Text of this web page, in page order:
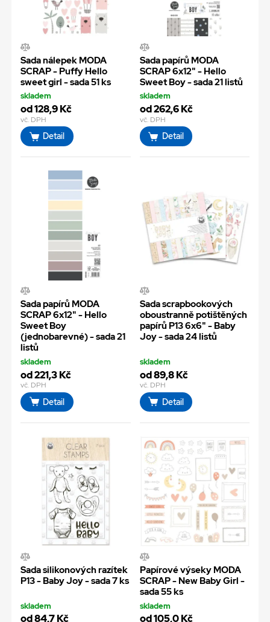
Sada nálepek MODA
SCRAP - Puffy Hello
sweet girl - sada 51 ks
skladem
od 128,9 Kč
vč. DPH
Detail
Sada papírů MODA
SCRAP 6x12" - Hello
Sweet Boy - sada 21 listů
skladem
od 262,6 Kč
vč. DPH
Detail
Sada papírů MODA
SCRAP 6x12" - Hello
Sweet Boy
(jednobarevné) - sada 21
listů
skladem
od 221,3 Kč
vč. DPH
Detail
Sada scrapbookových
oboustranně potištěných
papírů P13 6x6" - Baby
Joy - sada 24 listů
skladem
od 89,8 Kč
vč. DPH
Detail
Sada silikonových razítek
P13 - Baby Joy - sada 7 ks
skladem
od 84,7 Kč
Papírové výseky MODA
SCRAP - New Baby Girl -
sada 55 ks
skladem
od 105,0 Kč